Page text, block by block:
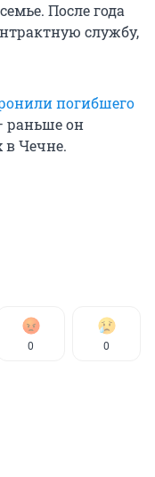
После года
службу,
погибшего
раньше он
в Чечне.
0 0